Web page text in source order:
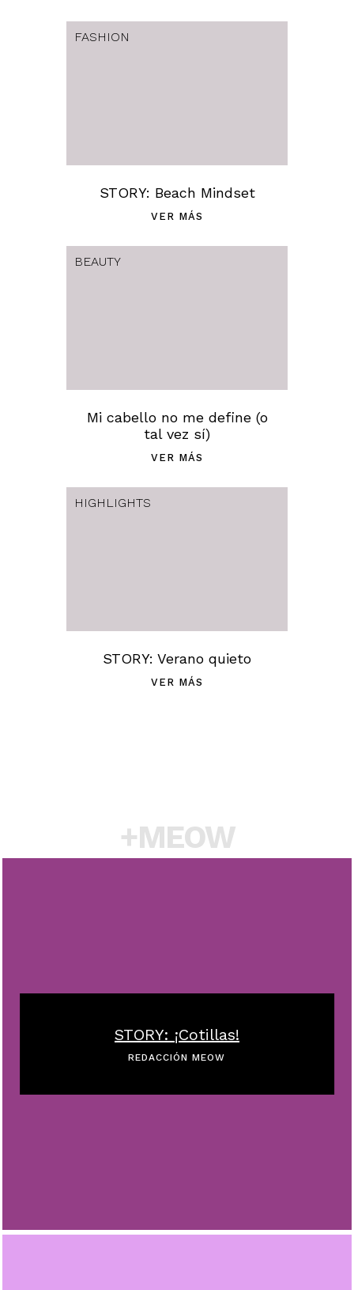
FASHION
STORY: Beach Mindset
VER MÁS
BEAUTY
Mi cabello no me define (o
tal vez sí)
VER MÁS
HIGHLIGHTS
STORY: Verano quieto
VER MÁS
+MEOW
STORY: ¡Cotillas!
REDACCIÓN MEOW